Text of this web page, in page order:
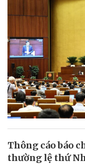
Thông cáo báo
thường lệ thứ